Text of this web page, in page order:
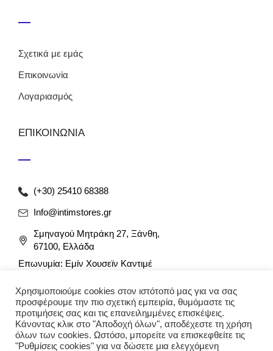
Σχετικά με εμάς
Επικοινωνία
Λογαριασμός
ΕΠΙΚΟΙΝΩΝΙΑ
(+30) 25410 68388
Info@intimstores.gr
Σμηναγού Μητράκη 27, Ξάνθη,
67100, Ελλάδα
Επωνυμία: Εμίν Χουσεϊν Καντιμέ
Αρ. Γ.Ε.ΜΗ: 012349946000
Χρησιμοποιούμε cookies στον ιστότοπό μας για να σας
προσφέρουμε την πιο σχετική εμπειρία, θυμόμαστε τις
προτιμήσεις σας και τις επανειλημμένες επισκέψεις.
Κάνοντας κλικ στο "Αποδοχή όλων", αποδέχεστε τη χρήση
όλων των cookies. Ωστόσο, μπορείτε να επισκεφθείτε τις
"Ρυθμίσεις cookies" για να δώσετε μια ελεγχόμενη